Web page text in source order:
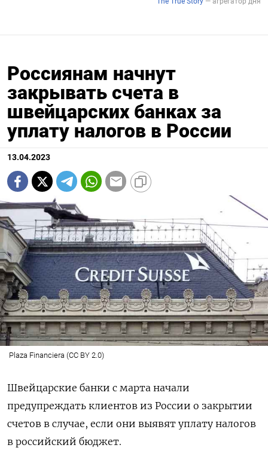
Россиянам начнут
закрывать счета в
швейцарских банках за
уплату налогов в России
13.04.2023
Plaza Financiera (CC BY 2.0)
Швейцарские банки с марта начали
предупреждать клиентов из России о закрытии
счетов в случае, если они выявят уплату налогов
в российский бюджет.